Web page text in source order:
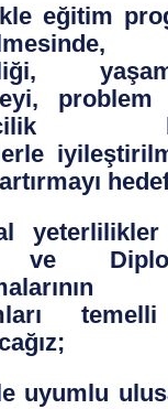
eğitim
yeterlilikler
ve
uyumlu